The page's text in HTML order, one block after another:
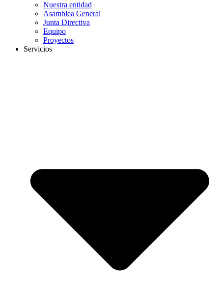
Nuestra entidad
Asamblea General
Junta Directiva
Equipo
Proyectos
Servicios